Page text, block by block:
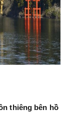
thiêng bên hồ